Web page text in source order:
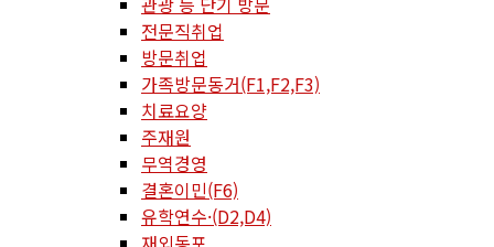
전문직취업
방문취업
가족방문동거(F1,F2,F3)
치료요양
주재원
무역경영
결혼이민(F6)
유학연수·(D2,D4)